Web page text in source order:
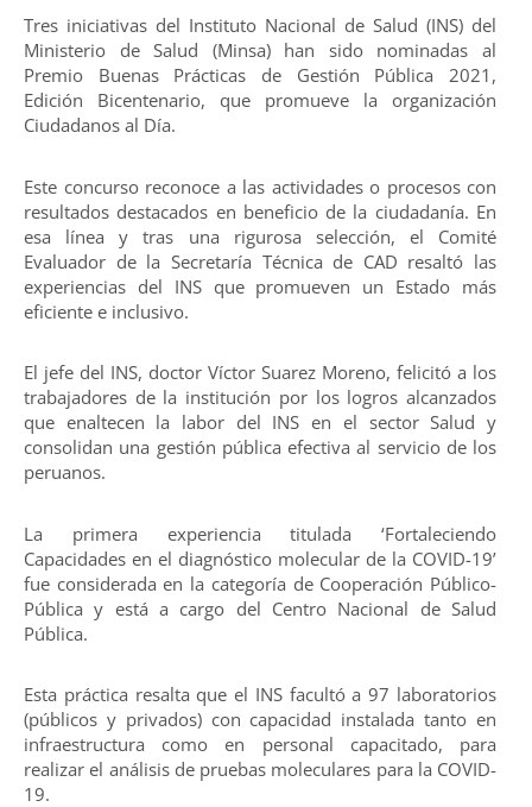
Tres iniciativas del Instituto Nacional de Salud (INS) del
Ministerio de Salud (Minsa) han sido nominadas al
Premio Buenas Prácticas de Gestión Pública 2021,
Edición Bicentenario, que promueve la organización
Ciudadanos al Día.
Este concurso reconoce a las actividades o procesos con
resultados destacados en beneficio de la ciudadanía. En
esa línea y tras una rigurosa selección, el Comité
Evaluador de la Secretaría Técnica de CAD resaltó las
experiencias del INS que promueven un Estado más
eficiente e inclusivo.
El jefe del INS, doctor Víctor Suarez Moreno, felicitó a los
trabajadores de la institución por los logros alcanzados
que enaltecen la labor del INS en el sector Salud y
consolidan una gestión pública efectiva al servicio de los
peruanos.
La primera experiencia titulada ‘Fortaleciendo
Capacidades en el diagnóstico molecular de la COVID-19’
fue considerada en la categoría de Cooperación Público-
Pública y está a cargo del Centro Nacional de Salud
Pública.
Esta práctica resalta que el INS facultó a 97 laboratorios
(públicos y privados) con capacidad instalada tanto en
infraestructura como en personal capacitado, para
realizar el análisis de pruebas moleculares para la COVID-
19.